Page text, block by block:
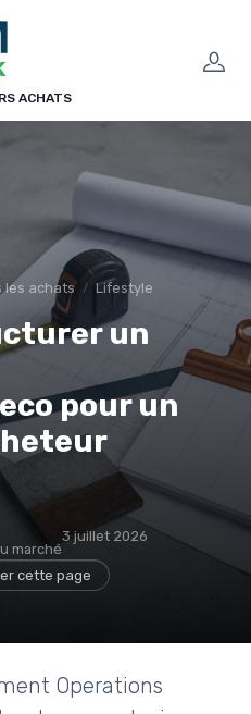
ACHATS
les achats Lifestyle
un
pour un
marché
3 juillet 2026
cette page
Operations